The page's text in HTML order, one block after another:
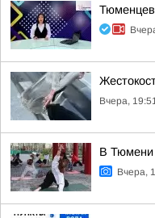
Вчера,
В Тюмени
Вчера,